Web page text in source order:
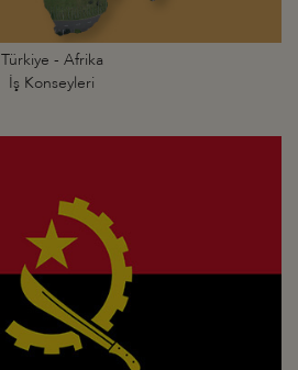
Türkiye - Afrika
İş Konseyleri